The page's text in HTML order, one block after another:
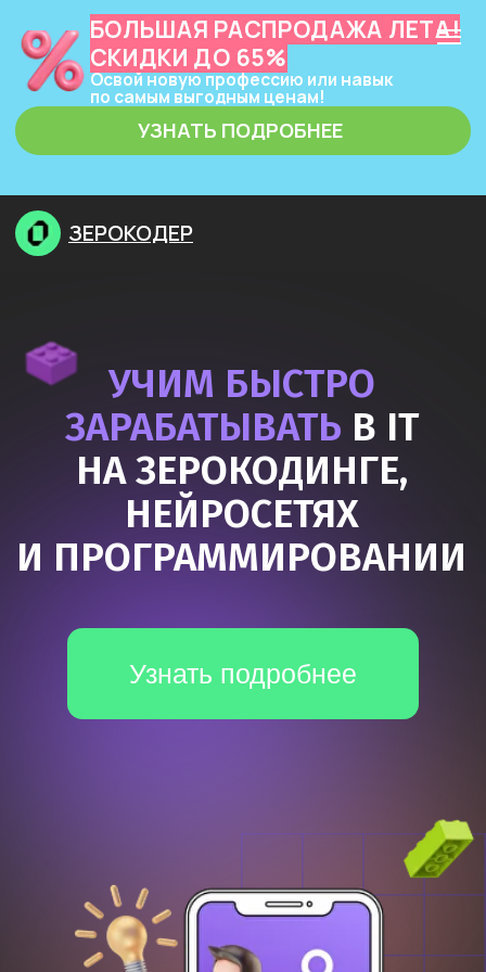
БОЛЬШАЯ РАСПРОДАЖА ЛЕТА!
СКИДКИ ДО 65%
Освой новую профессию или навык
по самым выгодным ценам!
УЗНАТЬ ПОДРОБНЕЕ
НА ЗЕРОКОДИНГЕ,
НЕЙРОСЕТЯХ
И ПРОГРАММИРОВАНИИ
Узнать подробнее